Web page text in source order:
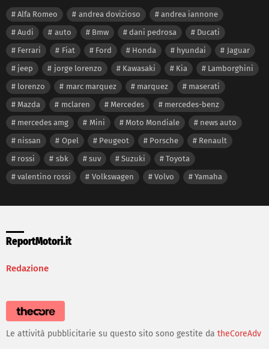
Alfa Romeo andrea dovizioso
andrea iannone
Audi
auto Bmw dani pedrosa
Ducati
Ferrari
Fiat Ford Honda hyundai
Jaguar
jeep
jorge lorenzo Kawasaki Kia
Lamborghini
lorenzo
marc marquez marquez
maserati
Mazda
mclaren Mercedes
mercedes-benz
mercedes amg
Mini Moto Mondiale
news auto
nissan
Opel Peugeot Porsche
Renault
rossi
sbk suv Suzuki
Toyota
valentino rossi
Volkswagen Volvo Yamaha
ReportMotori.it
Redazione
Le attività pubblicitarie su questo sito sono gestite da theCoreAdv